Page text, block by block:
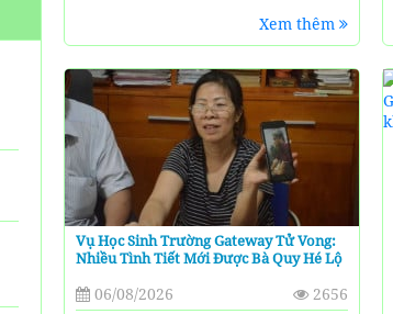
Xem thêm
Vụ Học Sinh Trường Gateway Tử Vong:
Nhiều Tình Tiết Mới Được Bà Quy Hé Lộ
06/08/2026
2656